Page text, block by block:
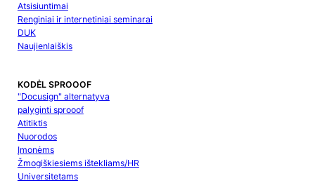
Atsisiuntimai
Renginiai ir internetiniai seminarai
DUK
Naujienlaiškis
KODĖL SPROOOF
"Docusign" alternatyva
palyginti sprooof
Atitiktis
Nuorodos
Įmonėms
Žmogiškiesiems ištekliams/HR
Universitetams